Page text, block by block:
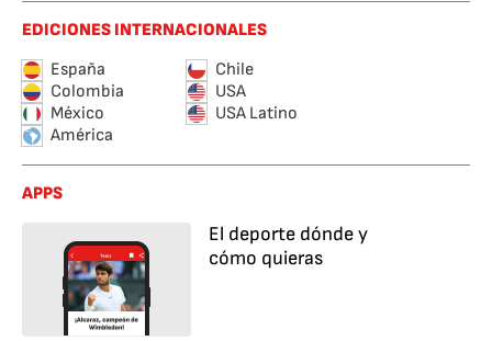
EDICIONES INTERNACIONALES
España
Chile
Colombia
USA
México
USA Latino
América
APPS
El deporte dónde y
cómo quieras